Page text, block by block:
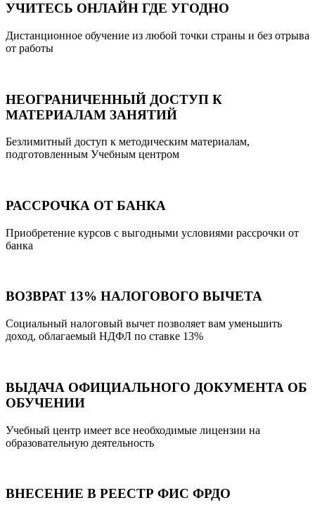
УЧИТЕСЬ ОНЛАЙН ГДЕ УГОДНО
Дистанционное обучение из любой точки страны и без отрыва
от работы
НЕОГРАНИЧЕННЫЙ ДОСТУП К
МАТЕРИАЛАМ ЗАНЯТИЙ
Безлимитный доступ к методическим материалам,
подготовленным Учебным центром
РАССРОЧКА ОТ БАНКА
Приобретение курсов с выгодными условиями рассрочки от
банка
ВОЗВРАТ 13% НАЛОГОВОГО ВЫЧЕТА
Социальный налоговый вычет позволяет вам уменьшить
доход, облагаемый НДФЛ по ставке 13%
ВЫДАЧА ОФИЦИАЛЬНОГО ДОКУМЕНТА ОБ
ОБУЧЕНИИ
Учебный центр имеет все необходимые лицензии на
образовательную деятельность
ВНЕСЕНИЕ В РЕЕСТР ФИС ФРДО